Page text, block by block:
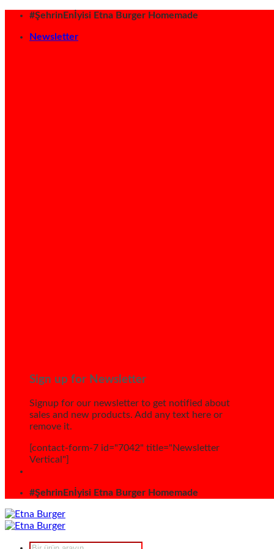
İçeriğe#ŞehrinEnİyisi Etna Burger Homemade
Newsletter
Sign up for Newsletter
Signup for our newsletter to get notified about
sales and new products. Add any text here or
remove it.
[contact-form-7 id="7042" title="Newsletter
Vertical"]
#ŞehrinEnİyisi Etna Burger Homemade
Products